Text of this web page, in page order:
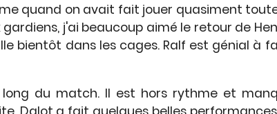
quand on avait fait jouer quasiment
gardiens, j'ai beaucoup aimé le retour de
bientôt dans les cages. Ralf est génial à
long du match. Il est hors rythme et